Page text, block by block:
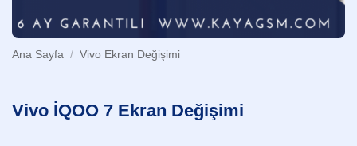
Ana Sayfa / Vivo Ekran Değişimi
Vivo İQOO 7 Ekran Değişimi